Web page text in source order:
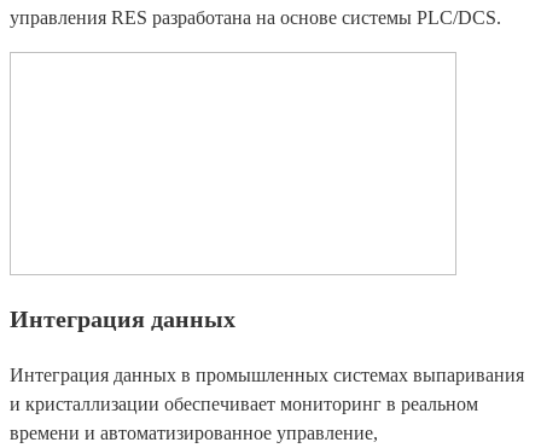
управления RES разработана на основе системы PLC/DCS.
Интеграция данных
Интеграция данных в промышленных системах выпаривания
и кристаллизации обеспечивает мониторинг в реальном
времени и автоматизированное управление,